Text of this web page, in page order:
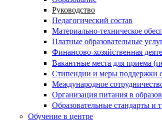
Руководство
Педагогический состав
Материально-техническое
Платные образовательные
Финансово-хозяйственная
Вакантные места для приема
Стипендии и меры поддержки
Международное
Организация питания в
Образовательные стандарты и
Обучение в центре